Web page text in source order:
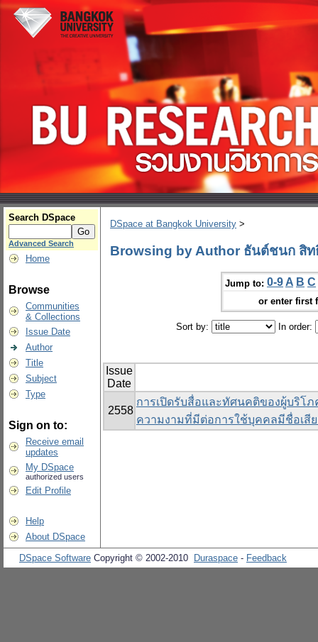
Search DSpace
Advanced Search
Home
Browse
Communities
& Collections
Issue Date
Author
Title
Subject
Type
Sign on to:
Receive email
updates
My DSpace
authorized users
Edit Profile
Help
About DSpace
DSpace at Bangkok University >
Browsing by Author ธันต์ชนก สิ
Jump to: 0-9 A B C
or enter first
Sort by: In order:
Issue
Date
2558
การเปิดรับสื่อและทัศนคติของผู้บริโ
ความงามที่มีต่อการใช้บุคคลมีชื่อเสี
DSpace Software Copyright © 2002-2010 Duraspace - Feedback